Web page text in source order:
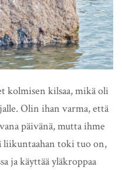
kolmisen kilsaa, mikä oli
Olin ihan varma, että
päivänä, mutta ihme
liikuntaahan toki tuo on,
ja käyttää yläkroppaa